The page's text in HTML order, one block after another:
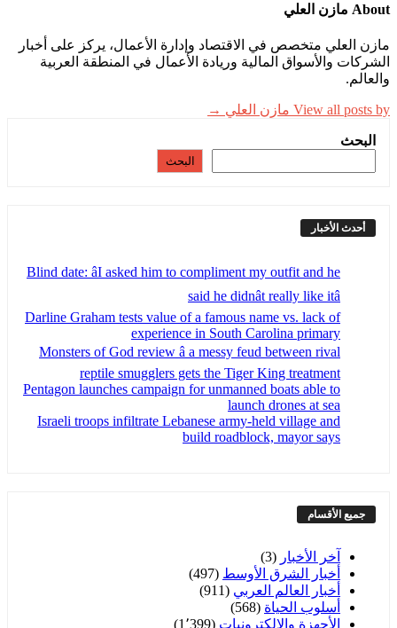
About مازن العلي
مازن العلي متخصص في الاقتصاد وإدارة الأعمال، يركز على أخبار
الشركات والأسواق المالية وريادة الأعمال في المنطقة العربية
والعالم.
View all posts by مازن العلي →
البحث
البحث
أحدث الأخبار
Blind date: âI asked him to compliment my outfit and he
said he didnât really like itâ
Darline Graham tests value of a famous name vs. lack of
experience in South Carolina primary
Monsters of God review â a messy feud between rival
reptile smugglers gets the Tiger King treatment
Pentagon launches campaign for unmanned boats able to
launch drones at sea
Israeli troops infiltrate Lebanese army-held village and
build roadblock, mayor says
جميع الأقسام
آخر الأخبار (3)
أخبار الشرق الأوسط (497)
أخبار العالم العربي (911)
أسلوب الحياة (568)
الأجهزة والإلكترونيات (1٬399)